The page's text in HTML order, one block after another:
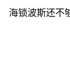
海锁波斯还不